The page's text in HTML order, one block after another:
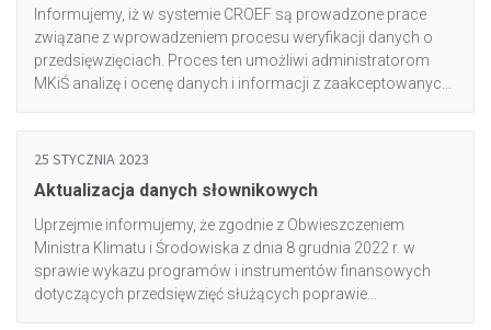
Informujemy, iż w systemie CROEF są prowadzone prace
związane z wprowadzeniem procesu weryfikacji danych o
przedsięwzięciach. Proces ten umożliwi administratorom
MKiŚ analizę i ocenę danych i informacji z zaakceptowanych
zidentyfikowania błędów – oznaczenie przedsięwzięć jako
błędne i wycofanie ich z liczników realizacji celu
związku z dotychczas zrealizowanymi pracami, w interfejsie
użytkownika w systemie CROEF zostały wprowadzone
zmiany, jednakże na obecnym etapie nie są wymagane od
Państwa żadne dodatkowe działania, a ścieżka dodawania
danych o przedsięwzięciach do CROEF nie uległa zmianie.
25 STYCZNIA 2023
Aktualizacja danych słownikowych
Uprzejmie informujemy, że zgodnie z Obwieszczeniem
Ministra Klimatu i Środowiska z dnia 8 grudnia 2022 r. w
sprawie wykazu programów i instrumentów finansowych
dotyczących przedsięwzięć służących poprawie